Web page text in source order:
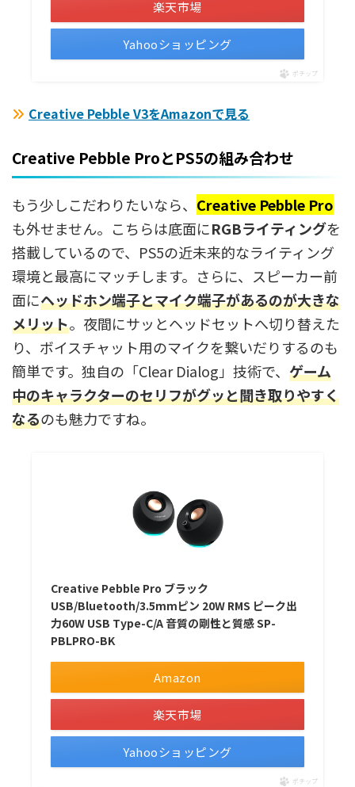
楽天市場
Yahooショッピング
ポチップ
Creative Pebble V3をAmazonで見る
Creative Pebble ProとPS5の組み合わせ
もう少しこだわりたいなら、 Creative Pebble Pro
も外せません。こちらは底面にRGBライティングを
搭載しているので、PS5の近未来的なライティング
環境と最高にマッチします。さらに、スピーカー前
面にヘッドホン端子とマイク端子があるのが大きな
メリット。夜間にサッとヘッドセットへ切り替えた
り、ボイスチャット用のマイクを繋いだりするのも
簡単です。独自の「Clear Dialog」技術で、 ゲーム
中のキャラクターのセリフがグッと聞き取りやすく
なるのも魅力ですね。
Creative Pebble Pro ブラック
USB/Bluetooth/3.5mmピン 20W RMS ピーク出
力60W USB Type-C/A 音質の剛性と質感 SP-
PBLPRO-BK
Amazon
楽天市場
Yahooショッピング
ポチップ